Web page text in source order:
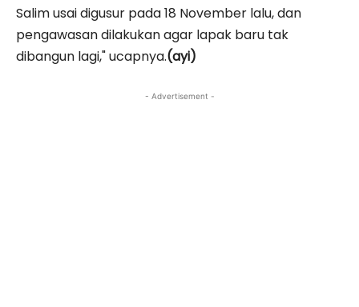
Salim usai digusur pada 18 November lalu, dan
pengawasan dilakukan agar lapak baru tak
dibangun lagi," ucapnya.(ayi)
- Advertisement -